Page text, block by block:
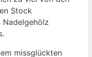
Stock
missglückten